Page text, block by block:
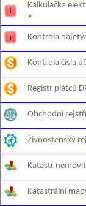
Kalkulačka
»
Kontrola
Kontrola čísla
Registr plátců
Obchodní
Živnostenský
Katastr
Katastrální